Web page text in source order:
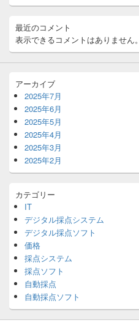
最近のコメント
表示できるコメントはありません。
アーカイブ
2025年7月
2025年6月
2025年5月
2025年4月
2025年3月
2025年2月
カテゴリー
IT
デジタル採点システム
デジタル採点ソフト
価格
採点システム
採点ソフト
自動採点
自動採点ソフト